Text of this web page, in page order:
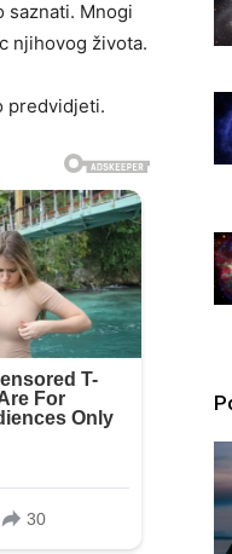
saznati. Mnogi
njihovog života.
predvidjeti.